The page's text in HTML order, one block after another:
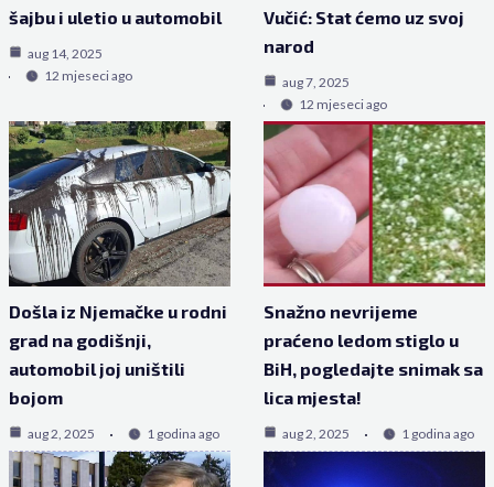
šajbu i uletio u automobil
aug 14, 2025
12 mjeseci ago
Vučić: Stat ćemo uz svoj
narod
aug 7, 2025
12 mjeseci ago
Došla iz Njemačke u rodni
grad na godišnji,
automobil joj uništili
bojom
aug 2, 2025 1 godina ago
Snažno nevrijeme
praćeno ledom stiglo u
BiH, pogledajte snimak sa
lica mjesta!
aug 2, 2025 1 godina ago